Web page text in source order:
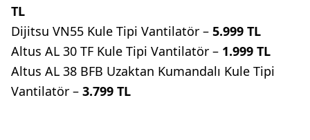
TL
Dijitsu VN55 Kule Tipi Vantilatör – 5.999 TL
Altus AL 30 TF Kule Tipi Vantilatör – 1.999 TL
Altus AL 38 BFB Uzaktan Kumandalı Kule Tipi
Vantilatör – 3.799 TL